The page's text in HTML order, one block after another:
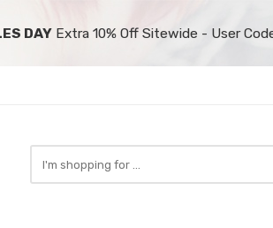
DAYExtra 10% Off Sitewide - User
here